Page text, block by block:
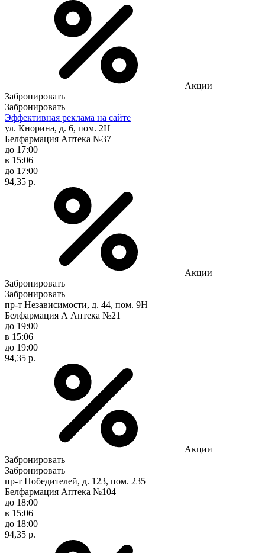
Акции
Забронировать
Забронировать
Эффективная реклама на сайте
ул. Кнорина, д. 6, пом. 2Н
Белфармация Аптека №37
до 17:00
в 15:06
до 17:00
94,35 р.
Акции
Забронировать
Забронировать
пр-т Независимости, д. 44, пом. 9Н
Белфармация А Аптека №21
до 19:00
в 15:06
до 19:00
94,35 р.
Акции
Забронировать
Забронировать
пр-т Победителей, д. 123, пом. 235
Белфармация Аптека №104
до 18:00
в 15:06
до 18:00
94,35 р.